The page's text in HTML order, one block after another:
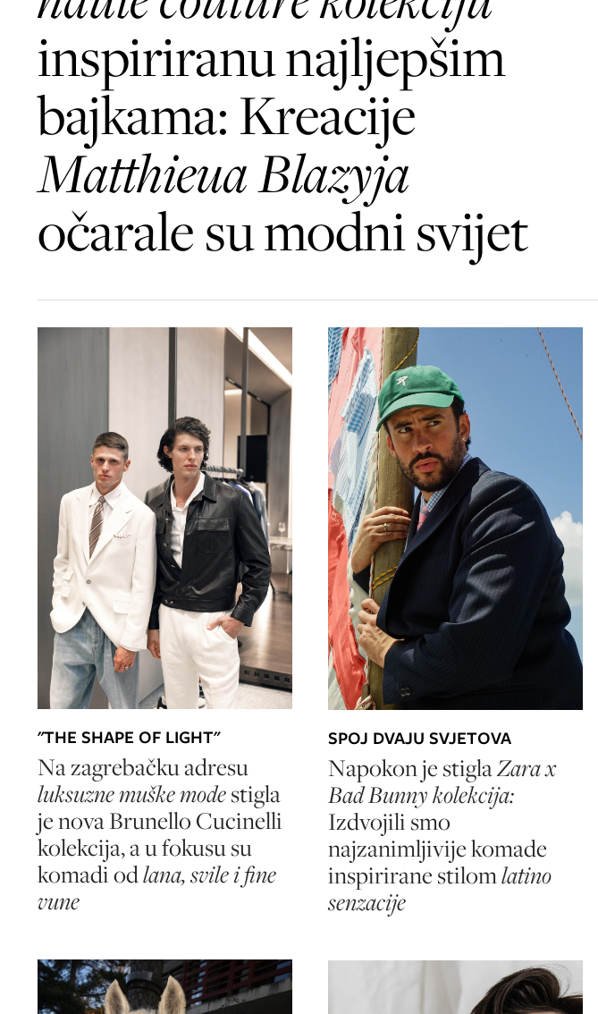
inspiriranu najljepšim
bajkama: Kreacije
Matthieua Blazyja
očarale su modni svijet
"THE SHAPE OF LIGHT"
Na zagrebačku adresu
luksuzne muške modestigla
je nova Brunello Cucinelli
kolekcija, a u fokusu su
komadi odlana, svile i fine
vune
SPOJ DVAJU SVJETOVA
Napokon je stiglaZara x
Bad Bunny kolekcija:
Izdvojili smo
najzanimljivije komade
inspirirane stilomlatino
senzacije